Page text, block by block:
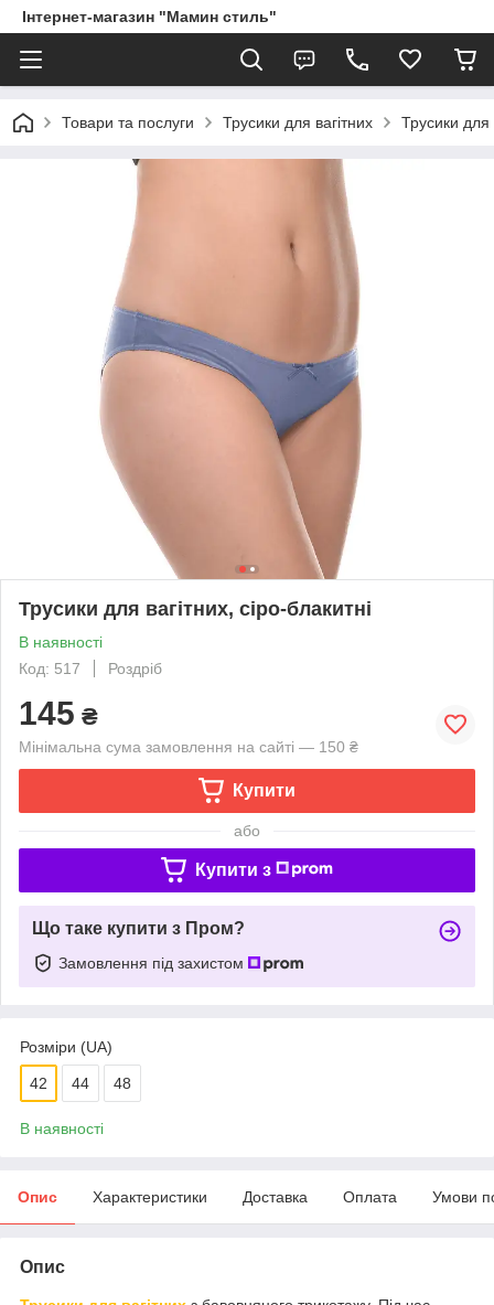
Інтернет-магазин "Мамин стиль"
Товари та послуги Трусики для вагітних Трусики для
Трусики для вагітних, сіро-блакитні
В наявності
Код: 517
Роздріб
145 ₴
Мінімальна сума замовлення на сайті — 150 ₴
Купити
або
Купити з
Що таке купити з Пром?
Замовлення під захистом
Розміри (UA)
42 44 48
В наявності
Опис Характеристики Доставка Оплата Умови
Опис